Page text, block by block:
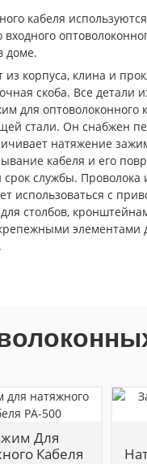
кабеля
доме.
из корпуса, клина и
скоба. Все детали
для оптоволоконного
стали. Он снабжен
натяжение
кабеля и его
службы. Проволока
использоваться с
столбов,
элементами
Для
Кабеля